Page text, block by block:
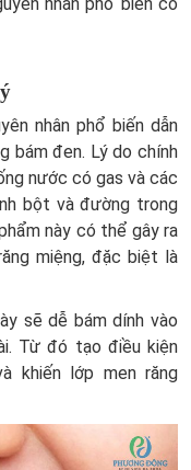
nhân phổ biến dẫn
bám đen. Lý do chính
nước có gas và các
bột và đường trong
này có thể gây ra
miệng, đặc biệt là
sẽ dễ bám dính vào
Từ đó tạo điều kiện
khiến lớp men răng